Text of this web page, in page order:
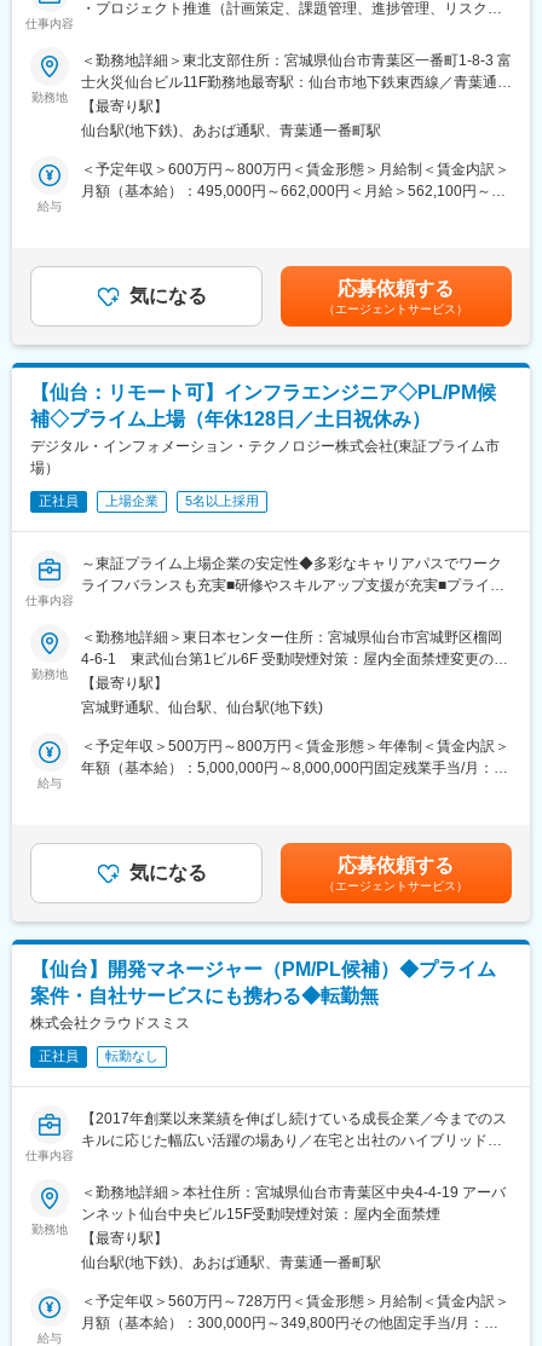
■働き方・得られる経験：
提案するスキルが身につく
◎必要に応じて複数のSaaSを組み合わせ、実際の業務課題を解決
する経験ができる
◎発信文化（ブログ・登壇・コミュニティ）を通じ、専門性や信
◎技術とビジネスの両面を経験し、希望によってはプロダクト戦
略や事業企画へステップアップするキャリアも描ける
やシステム開発、運用サービスを提供しています。
・2022年のAWS Partner Awardsにおいては、AWSの構築・導入
支援を行う技術パートナーとして「SI Partner of the Year -
GLOBAL」を受賞
・50,000本以上の技術ブログも運営しています。
変更の範囲：会社の定める業務
仕事内容
・プロジェクト推進（計画策定、課題管理、進捗管理、リスク抽
・業務調査、業務運用設計/構築、BPRの計画/実行、報告書/提案
書作成
・デジタル技術を活用した新規案件プロジェクト推進
・業務品質向上および改善策の企画・実行・モニタリング
■開発言語：
【言語】
・Java/C♯/SQL/VB/.NET/PLSQL/JavaScript/HTML/PHP等
・公共系インフラ企業のシステム開発
・官公庁のDX化案件
・月の平均残業時間は12時間と少なく、休日も125日あり有給も
取りやすいため長期的に勤務しやすい環境です。さらに結婚や出
産などのライフステージに合わせた働き方が可能。定着率が94%
と非常に高い理由は、メンバーの良さと働きやすさからきていま
・グループ内のコンサルティングファームのコンサルティング案
件に、当社エンジニアが挑戦するケースがあります。上流流下流
まで手を挙げればチャレンジできる環境です。
■魅力：
・自社エンジニアを中心に、納品まで取り組めて完結する事がで
きます。
い、さらに活躍の場が広がっております。案件内容や規模もエン
ジニアにとってやりがいがあります。また、役職定年がなく、腰
を据えて長く働いて頂ける環境が整っております。
■同社の魅力：
用の目標評価制度を有しており、全従業員に公開しています。
さらに公正・透明な組織をつくるため、管理職者に対してマネジ
■ストック・オプションについて：
同社では従業員（一部対象外）向けに、ストック・オプション
（新株予約権の発行）を導入しております。
※メリット：未来への資産形成のサポートが可能
■フルリモート(在宅勤務)について：
フルリモートの案件も多数ございます&#65533;
変更の範囲：会社の定める業務
勤務地
＜勤務地詳細＞東北支部住所：宮城県仙台市青葉区一番町1-8-3 富
士火災仙台ビル11F勤務地最寄駅：仙台市地下鉄東西線／青葉通一
番町駅受動喫煙対策：屋内全面禁煙変更の範囲：会社の定める事
業所
【最寄り駅】
仙台駅(地下鉄)、あおば通駅、青葉通一番町駅
給与
＜予定年収＞600万円～800万円＜賃金形態＞月給制＜賃金内訳＞
月額（基本給）：495,000円～662,000円＜月給＞562,100円～
賞与：年2回■管理職採用の場合は残業代支給なし賃金はあくまで
も目安の金額であり、選考を通じて上下する可能性があります。
月給(月額)は固定手当を含めた表記です。
気になる 応募依頼する
（エージェントサービス）
【仙台：リモート可】インフラエンジニア◇PL/PM候
補◇プライム上場（年休128日／土日祝休み）
デジタル・インフォメーション・テクノロジー株式会社(東証プライム市
場）
正社員 上場企業 5名以上採用
仕事内容
～東証プライム上場企業の安定性◆多彩なキャリアパスでワーク
ライフバランスも充実■研修やスキルアップ支援が充実■プライム
■業務内容：
ネットワークやサーバ、クラウド、セキュリティに関する設計、
構築、運用、コンサルティング等の業務をお任せいたします。
＜インフラ運用＞
・ITインフラの維持運用および設定変更対応/インフラ障害対応
■エンベデッドソリューションカンパニーについて
特に車載関連では自動運転、EVなど最先端技術に関わるテーマに
幅広く対応しています。
またIoTの開発にも豊富な経験があり、世に出ていない商品に対し
て新しい技術と柔軟な発想で開発し、世の中に貢献しています。
■得意分野：
自動車・IoT機器・マイコンデバイス
■カンパニーのキーワード
／
＼
・C/C++/C#/Android/Java/Flutter/自動運転/ロボット/AI活用
■DITについて：
す。
カンパニーごとに分化することで、意思決定のスピードが速く、
勤務地
＜勤務地詳細＞東日本センター住所：宮城県仙台市宮城野区榴岡
4-6-1 東武仙台第1ビル6F 受動喫煙対策：屋内全面禁煙変更の範
囲：会社の定める事業所（リモートワーク含む）
【最寄り駅】
宮城野通駅、仙台駅、仙台駅(地下鉄)
給与
＜予定年収＞500万円～800万円＜賃金形態＞年俸制＜賃金内訳＞
年額（基本給）：5,000,000円～8,000,000円固定残業手当/月：
補足＞■昇給：年1回（前年度成果等を面談の上決定）■モデル年
収：・年収550万円／35歳■評価制度・目標管理（年度始目標設
定、中間評価、期末評価。上長面談含む）・自己＋上長による固
定評価軸による評価（年１回。上長面談含む）賃金はあくまでも
目安の金額であり、選考を通じて上下する可能性があります。月
給(月額)は固定手当を含めた表記です。
気になる 応募依頼する
（エージェントサービス）
【仙台】開発マネージャー（PM/PL候補）◆プライム
案件・自社サービスにも携わる◆転勤無
株式会社クラウドスミス
正社員 転勤なし
仕事内容
【2017年創業以来業績を伸ばし続けている成長企業／今までのス
キルに応じた幅広い活躍の場あり／在宅と出社のハイブリッド勤
■業務内容：
主に上流工程からマネージメント、コンペ案件などゼロからのご
提案などさまざまな仕事をお任せします。
自社内開発（請負／自社プロダクト）または新規SES事業のマネ
ージャー候補を募集しています。
勤務地
＜勤務地詳細＞本社住所：宮城県仙台市青葉区中央4-4-19 アーバ
ンネット仙台中央ビル15F受動喫煙対策：屋内全面禁煙
【最寄り駅】
仙台駅(地下鉄)、あおば通駅、青葉通一番町駅
給与
＜予定年収＞560万円～728万円＜賃金形態＞月給制＜賃金内訳＞
月額（基本給）：300,000円～349,800円その他固定手当/月：